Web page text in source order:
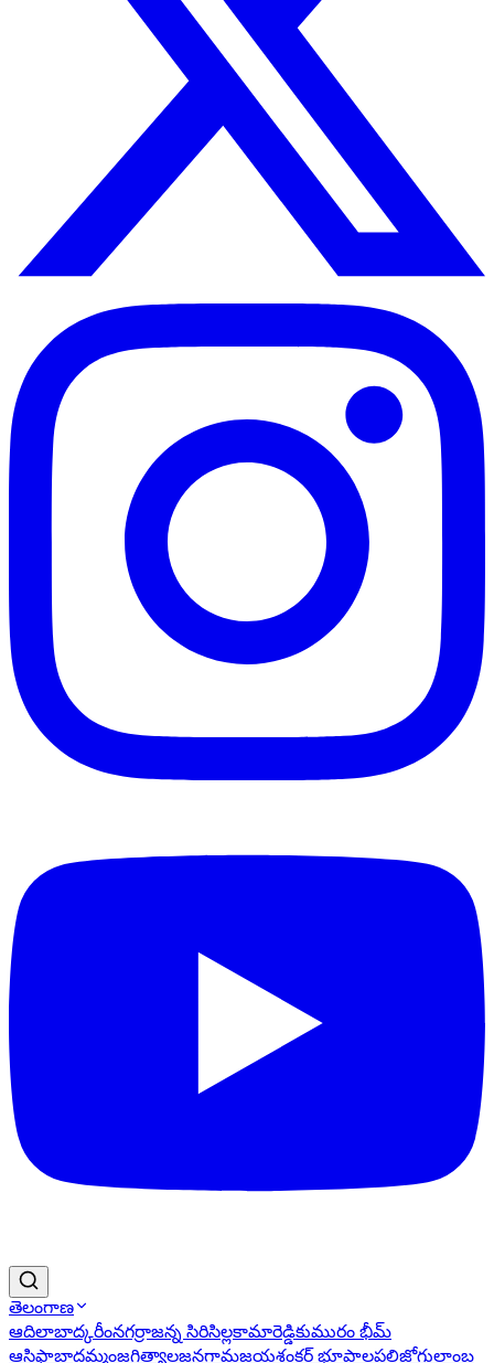
తెలంగాణ
ఆదిలాబాద్కరీంనగర్రాజన్న సిరిసిల్లకామారెడ్డికుమురం భీమ్
ఆసిఫాబాద్ఖమ్మంజగిత్యాలజనగామజయశంకర్ భూపాలపల్లిజోగులాంబ